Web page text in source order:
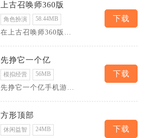
上古召唤师360版
角色扮演 58.44MB
在上古召唤师360版
下载
先挣它一个亿
模拟经营 56MB
先挣它一个亿手机游戏
下载
方形顶部
休闲益智 24MB 下载